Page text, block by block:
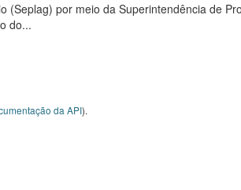
(Seplag) por meio da Superintendência de
do...
da API).